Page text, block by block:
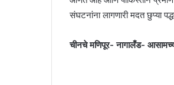
संघटनांना लागणारी मदत छुप्या
चीनचे मणिपूर- नागालँड-